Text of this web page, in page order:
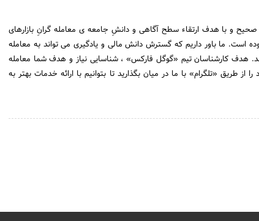
و با هدف ارتقاء سطح آگاهی و دانشِ جامعه ی معامله گرانِ بازارهای
خود را از سال 1398 آغاز نموده است. ما باور داریم که گسترش دانش مالی و یادگیری می تواند به معامله
هدف کارشناسان تیم «گوگل فارکس» ، شناسایی نیاز و هدف شما معامله
طریق «تلگرام» با ما در میان بگذارید تا بتوانیم با ارائه خدمات بهتر به